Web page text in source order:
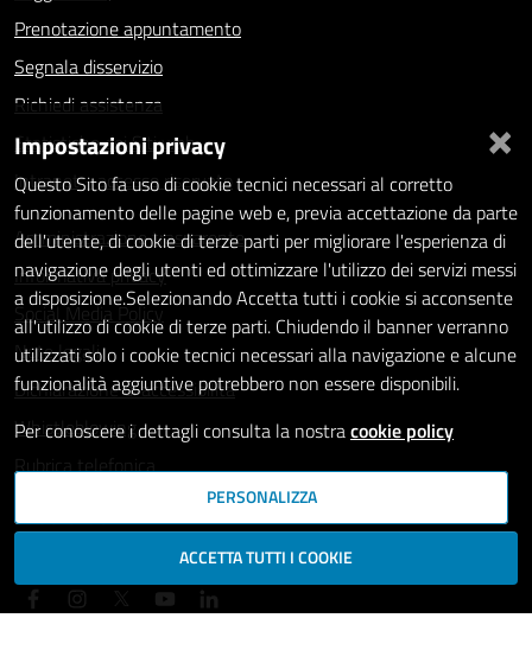
Prenotazione appuntamento
Segnala disservizio
Richiedi assistenza
Statistiche dei Siti web
Intranet - accesso riservato
Amministrazione trasparente
Informativa privacy
Social Media Policy
Note legali
Dichiarazione di accessibilità
Whistleblowing
Rubrica telefonica
SEGUICI SU
×
Impostazioni privacy
Questo Sito fa uso di cookie tecnici necessari al corretto
funzionamento delle pagine web e, previa accettazione da parte
dell'utente, di cookie di terze parti per migliorare l'esperienza di
navigazione degli utenti ed ottimizzare l'utilizzo dei servizi messi
a disposizione.Selezionando Accetta tutti i cookie si acconsente
all'utilizzo di cookie di terze parti. Chiudendo il banner verranno
utilizzati solo i cookie tecnici necessari alla navigazione e alcune
funzionalità aggiuntive potrebbero non essere disponibili.
Per conoscere i dettagli consulta la nostracookie policy
PERSONALIZZA
ACCETTA TUTTI I COOKIE